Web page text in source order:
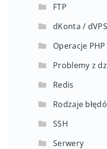
FTP
dKonta / dVPS
Operacje PHP
Problemy z
Redis
Rodzaje
SSH
Serwery